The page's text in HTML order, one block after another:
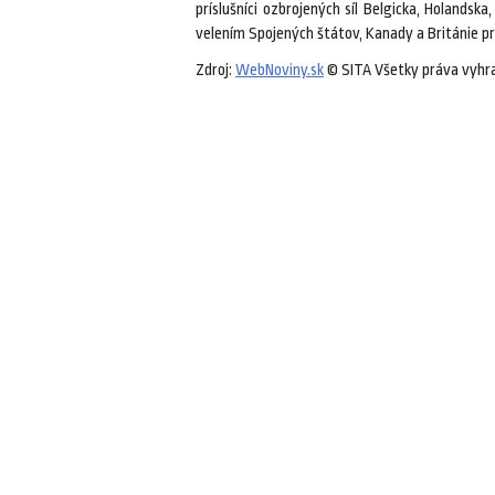
príslušníci ozbrojených síl Belgicka,
velením Spojených štátov, Kanady a Británie
Zdroj: WebNoviny.sk© SITA Všetky práva